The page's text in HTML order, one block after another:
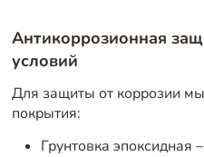
Антикоррозионная
условий
Для защиты от коррозии
покрытия:
Грунтовка